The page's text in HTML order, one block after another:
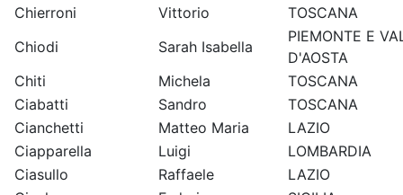
Chierroni
Vittorio
TOSCANA
Chiodi
Sarah Isabella
PIEMONTE E
D'AOSTA
Chiti
Michela
TOSCANA
Ciabatti
Sandro
TOSCANA
Cianchetti
Matteo Maria
LAZIO
Ciapparella
Luigi
LOMBARDIA
Ciasullo
Raffaele
LAZIO